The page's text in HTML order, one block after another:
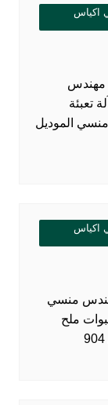
اكياس
موديل 904 ماركة مهندس
تعبئة
مهندس منسي الموديل
اكياس
904 ماركة مهندس منسي
ملح